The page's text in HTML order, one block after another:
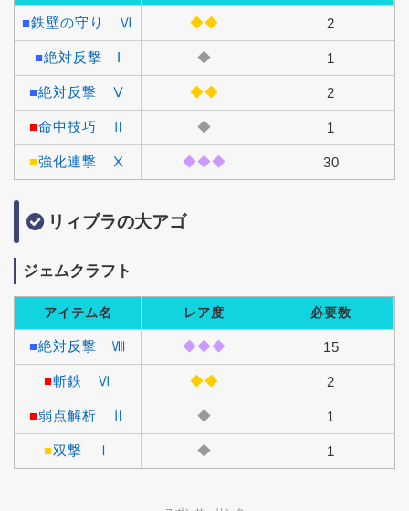
■鉄壁の守り Ⅵ ◆◆ 2
■絶対反撃 I ◆ 1
■絶対反撃 Ⅴ ◆◆ 2
■命中技巧 Ⅱ ◆ 1
■強化連撃 Ⅹ ◆◆◆ 30
リィブラの大アゴ
ジェムクラフト
アイテム名 レア度 必要数
■絶対反撃 Ⅷ ◆◆◆ 15
■斬鉄 Ⅵ ◆◆ 2
■弱点解析 Ⅱ ◆ 1
■双撃 Ⅰ ◆ 1